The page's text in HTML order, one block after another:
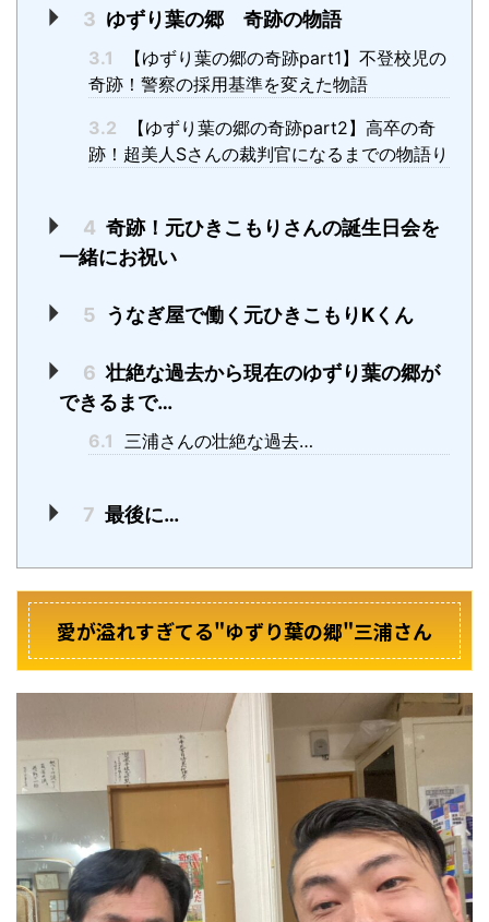
3 ゆずり葉の郷 奇跡の物語
3.1
【ゆずり葉の郷の奇跡part1】不登校児の
奇跡！警察の採用基準を変えた物語
3.2
【ゆずり葉の郷の奇跡part2】高卒の奇
跡！超美人Sさんの裁判官になるまでの物語り
4 奇跡！元ひきこもりさんの誕生日会を
一緒にお祝い
5 うなぎ屋で働く元ひきこもりKくん
6 壮絶な過去から現在のゆずり葉の郷が
できるまで…
6.1 三浦さんの壮絶な過去…
7 最後に…
愛が溢れすぎてる"ゆずり葉の郷"三浦さん